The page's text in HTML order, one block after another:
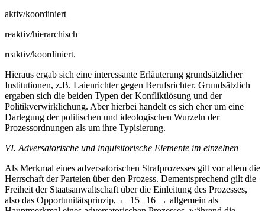
aktiv/koordiniert
reaktiv/hierarchisch
reaktiv/koordiniert.
Hieraus ergab sich eine interessante Erläuterung grundsätzlicher
Institutionen, z.B. Laienrichter gegen Berufsrichter. Grundsätzlich
ergaben sich die beiden Typen der Konfliktlösung und der
Politikverwirklichung. Aber hierbei handelt es sich eher um eine
Darlegung der politischen und ideologischen Wurzeln der
Prozessordnungen als um ihre Typisierung.
VI. Adversatorische und inquisitorische Elemente im einzelnen
Als Merkmal eines adversatorischen Strafprozesses gilt vor allem die
Herrschaft der Parteien über den Prozess. Dementsprechend gilt die
Freiheit der Staatsanwaltschaft über die Einleitung des Prozesses,
also das Opportunitätsprinzip, ← 15 | 16 → allgemein als